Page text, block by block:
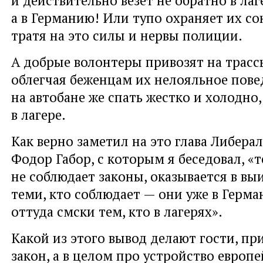
а в Германию! Или тупо охраняет их
тратя на это силы и нервы полиции.
А добрые волонтеры привозят на
облегчая беженцам их нелояльное
на автобане же спать жестко и
в лагере.
Как верно заметил на это глава
Фодор Габор, с которым я беседовал,
не соблюдает законы, оказывается в
теми, кто соблюдает — они уже в
оттуда смски тем, кто в лагерях».
Какой из этого вывод делают гости,
закон, а в целом про устройство